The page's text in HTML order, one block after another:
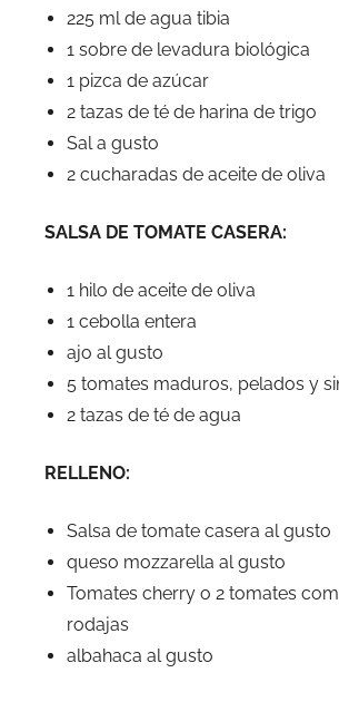
225 ml de agua tibia
1 sobre de levadura biológica
1 pizca de azúcar
2 tazas de té de harina de trigo
Sal a gusto
2 cucharadas de aceite de oliva
SALSA DE TOMATE CASERA:
1 hilo de aceite de oliva
1 cebolla entera
ajo al gusto
5 tomates maduros, pelados y
2 tazas de té de agua
RELLENO:
Salsa de tomate casera al gusto
queso mozzarella al gusto
Tomates cherry o 2 tomates
rodajas
albahaca al gusto